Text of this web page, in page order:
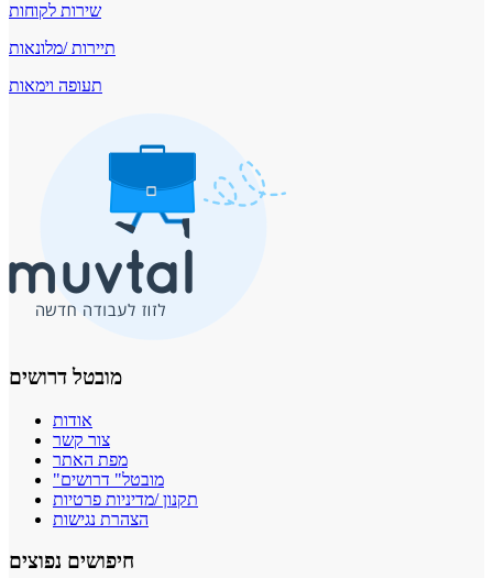
שירות לקוחות
תיירות /מלונאות
תעופה וימאות
מובטל דרושים
אודות
צור קשר
מפת האתר
"מובטל" דרושים
תקנון /מדיניות פרטיות
הצהרת נגישות
חיפושים נפוצים